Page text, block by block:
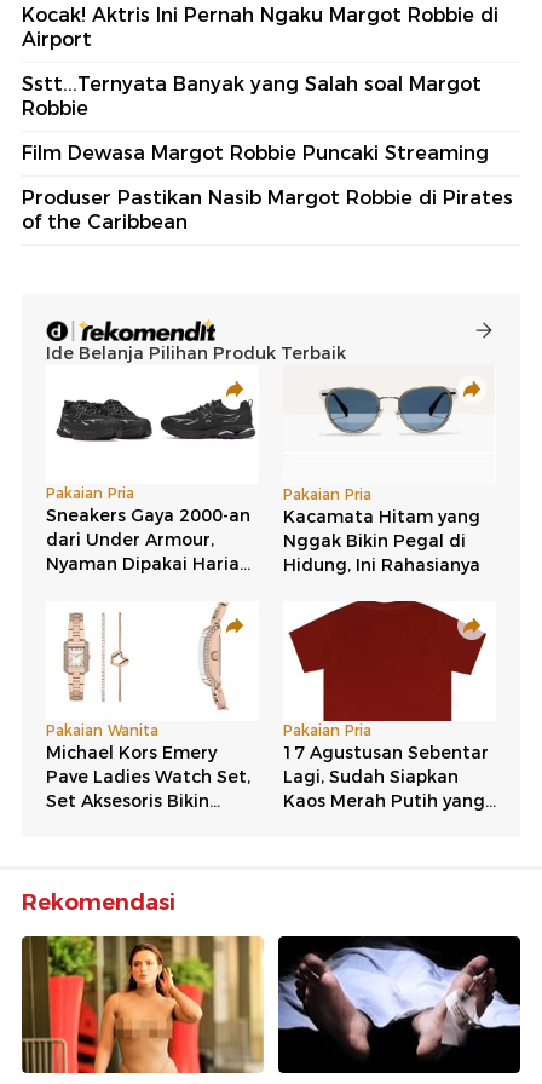
Kocak! Aktris Ini Pernah Ngaku Margot Robbie di
Airport
Sstt...Ternyata Banyak yang Salah soal Margot
Robbie
Film Dewasa Margot Robbie Puncaki Streaming
Produser Pastikan Nasib Margot Robbie di Pirates
of the Caribbean
Rekomendasi